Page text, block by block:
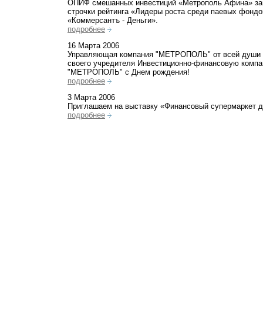
ОПИФ смешанных инвестиций «Метрополь Афина»
строчки рейтинга «Лидеры роста среди паевых
«Коммерсантъ - Деньги».
подробнее
16 Марта 2006
Управляющая компания "МЕТРОПОЛЬ" от всей души
своего учредителя Инвестиционно-финансовую
"МЕТРОПОЛЬ" с Днем рождения!
подробнее
3 Марта 2006
Приглашаем на выставку «Финансовый супермаркет
подробнее